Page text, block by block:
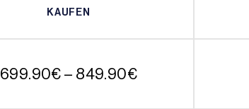
KAUFEN
699.90€ – 849.90€Preisspanne: